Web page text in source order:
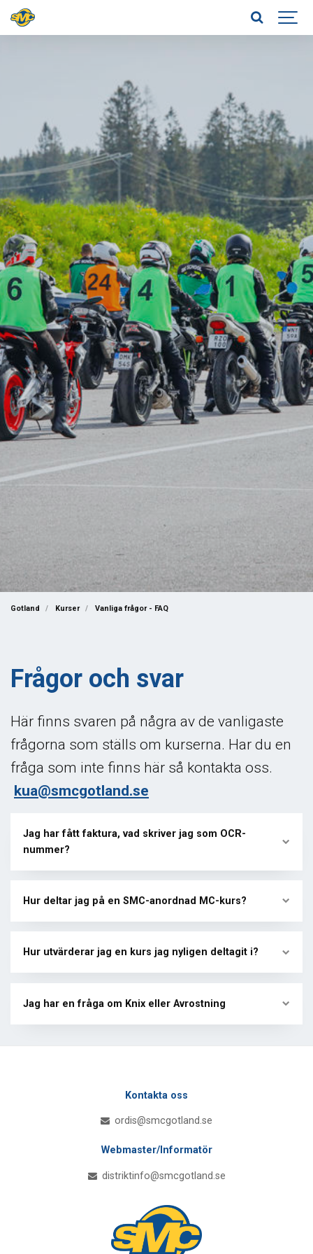
Gotland Kurser Vanliga frågor - FAQ
Frågor och svar
Här finns svaren på några av de vanligaste
frågorna som ställs om kurserna. Har du en
fråga som inte finns här så kontakta oss.
kua@smcgotland.se
Jag har fått faktura, vad skriver jag som OCR-
nummer?
Hur deltar jag på en SMC-anordnad MC-kurs?
Hur utvärderar jag en kurs jag nyligen deltagit i?
Jag har en fråga om Knix eller Avrostning
Kontakta oss
ordis@smcgotland.se
Webmaster/Informatör
distriktinfo@smcgotland.se